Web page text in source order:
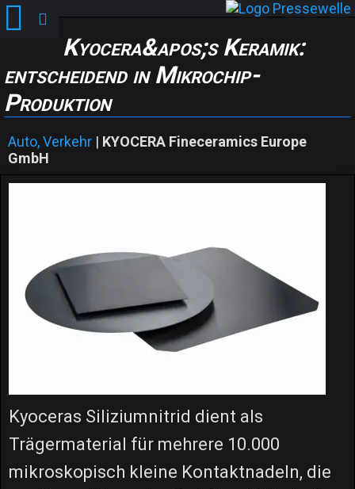
Kyocera&apos;s Keramik:
entscheidend in Mikrochip-
Produktion
Auto, Verkehr | KYOCERA Fineceramics Europe
GmbH
Kyoceras Siliziumnitrid dient als
Trägermaterial für mehrere 10.000
mikroskopisch kleine Kontaktnadeln, die